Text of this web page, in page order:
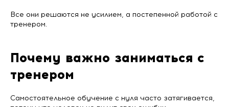
Все они решаются не усилием, а постепенной работой с
тренером.
Почему важно заниматься с
тренером
Самостоятельное обучение с нуля часто затягивается,